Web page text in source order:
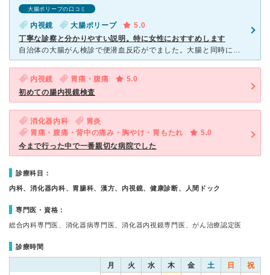
大腸ポリープの口コミ
内視鏡 大腸ポリープ
5.0
丁寧な診察と分かりやすい説明。特に女性におすすめします
自治体の大腸がん検診で便潜血反応がでました。大腸と同時に胃の内視鏡検査をお願いしました。両方とも初めてで不安だったので、院内で下剤を服用し、鎮静剤も使ってもらいました。 下剤を服用する間は個室を
内視鏡 胃痛・腹痛
5.0
初めての腸内視鏡検査
消化器内科
胃炎
胃痛・腹痛・背中の痛み・胸やけ・胃もたれ
5.0
今まで行った中で一番親切な病院でした
診療科目：
内科、消化器内科、胃腸科、漢方、内視鏡、健康診断、人間ドック
専門医・資格：
総合内科専門医、消化器病専門医、消化器内視鏡専門医、がん治療認定医
診療時間
月 火 水 木 金 土 日 祝